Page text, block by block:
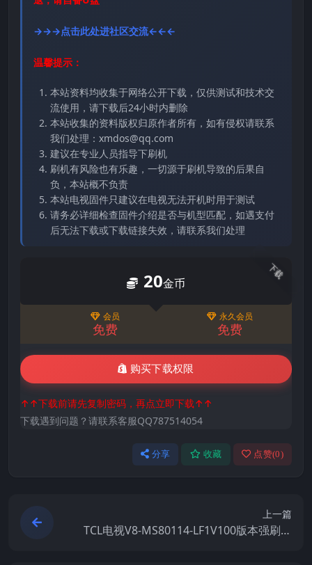
→→→点击此处进社区交流←←←
温馨提示：
本站资料均收集于网络公开下载，仅供测试和技术交
流使用，请下载后24小时内删除
本站收集的资料版权归原作者所有，如有侵权请联系
我们处理：xmdos@qq.com
建议在专业人员指导下刷机
刷机有风险也有乐趣，一切源于刷机导致的后果自
负，本站概不负责
本站电视固件只建议在电视无法开机时用于测试
请务必详细检查固件介绍是否与机型匹配，如遇支付
后无法下载或下载链接失效，请联系我们处理
下载
20金币
会员
免费
永久会员
免费
购买下载权限
↑↑下载前请先复制密码，再点立即下载↑↑
下载遇到问题？请联系客服QQ787514054
分享 收藏 点赞(0)
上一篇
TCL电视V8-MS80114-LF1V100版本强刷电